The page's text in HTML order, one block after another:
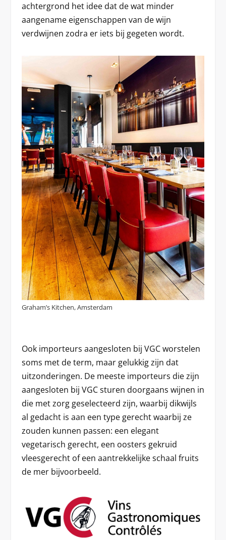
achtergrond het idee dat de wat minder
aangename eigenschappen van de wijn
verdwijnen zodra er iets bij gegeten wordt.
Graham’s Kitchen, Amsterdam
Ook importeurs aangesloten bij VGC worstelen
soms met de term, maar gelukkig zijn dat
uitzonderingen. De meeste importeurs die zijn
aangesloten bij VGC sturen doorgaans wijnen in
die met zorg geselecteerd zijn, waarbij dikwijls
al gedacht is aan een type gerecht waarbij ze
zouden kunnen passen: een elegant
vegetarisch gerecht, een oosters gekruid
vleesgerecht of een aantrekkelijke schaal fruits
de mer bijvoorbeeld.